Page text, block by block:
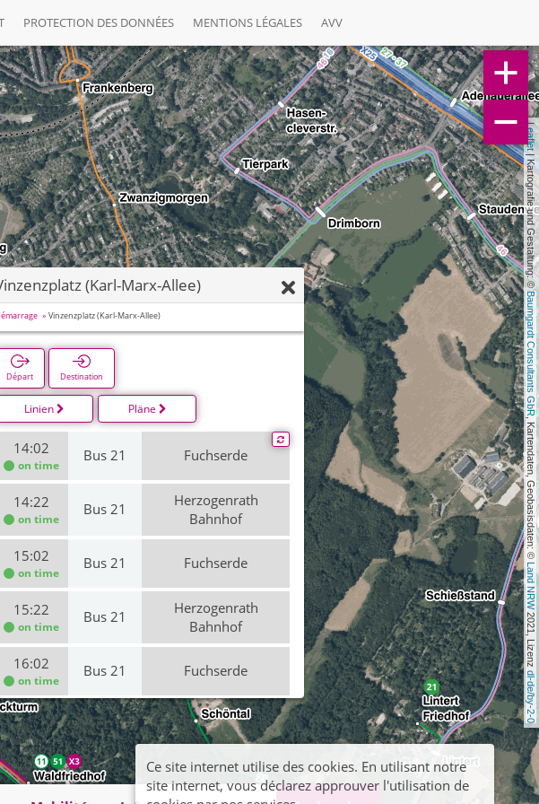
PROTECTION DES DONNÉES MENTIONS LÉGALES AVV
Leaflet
| Kartografie und Gestaltung: ©
Baumgardt Consultants GbR
, Kartendaten, Geobasisdaten: ©
Land NRW
2021, Lizenz
dl-de/by-2-0
(Karl-Marx-Allee)
Vinzenzplatz (Karl-Marx-Allee)
Départ Destination
Linien Pläne
14:02
on time
Bus 21 Fuchserde
14:22
on time
Bus 21
Herzogenrath
Bahnhof
15:02
on time
Bus 21 Fuchserde
15:22
on time
Bus 21
Herzogenrath
Bahnhof
16:02
on time
Bus 21 Fuchserde
16:22
on time
Bus 21
Herzogenrath
Bahnhof
17:02
on time
Bus 21
Fuchserde
Ce site internet utilise des cookies. En utilisant notre
site internet, vous déclarez approuver l'utilisation de